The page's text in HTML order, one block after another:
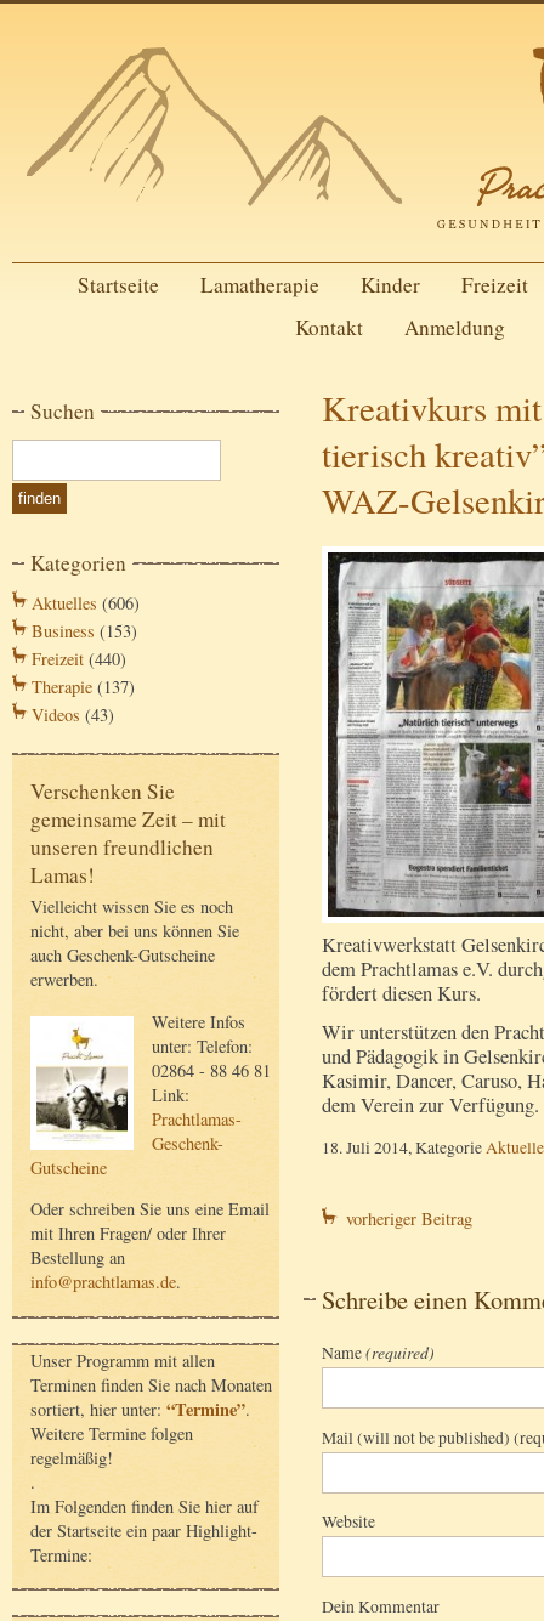
Startseite Lamatherapie Kinder
Freizeit
Kontakt
Anmeldung
Suchen
Kategorien
Aktuelles (606)
Business (153)
Freizeit (440)
Therapie (137)
Videos (43)
Verschenken Sie
gemeinsame Zeit – mit
unseren freundlichen
Lamas!
Vielleicht wissen Sie es noch
nicht, aber bei uns können Sie
auch Geschenk-Gutscheine
erwerben.
Weitere Infos
unter: Telefon:
02864 - 88 46 81
Link:
Prachtlamas-
Geschenk-
Gutscheine
Oder schreiben Sie uns eine Email
mit Ihren Fragen/ oder Ihrer
Bestellung an
info@prachtlamas.de.
Unser Programm mit allen
Terminen finden Sie nach Monaten
sortiert, hier unter: “Termine”.
Weitere Termine folgen
regelmäßig!
.
Im Folgenden finden Sie hier auf
der Startseite ein paar Highlight-
Termine:
Kreativkurs
tierisch
WAZ-
Kreativwerkstatt
dem Prachtlamas e.V.
fördert diesen Kurs.
Wir unterstützen den
und Pädagogik in
Kasimir, Dancer, Caruso,
dem Verein zur Verfügung.
18. Juli 2014, Kategorie
vorheriger Beitrag
Schreibe einen
Name(required)
Mail (will not be published)
Website
Dein Kommentar